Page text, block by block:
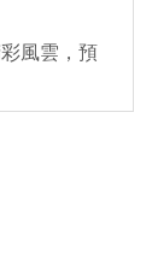
風雲，預